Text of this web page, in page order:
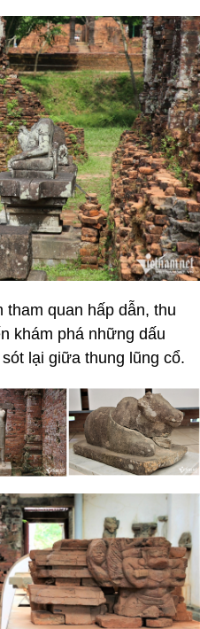
tham quan hấp dẫn, thu
khám phá những dấu
lại giữa thung lũng cổ.